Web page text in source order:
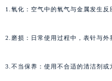
1.氧化：空气中的氧气与金属发生反
2.磨损：日常使用过程中，表针与外
3.不当保养：使用不合适的清洁剂或